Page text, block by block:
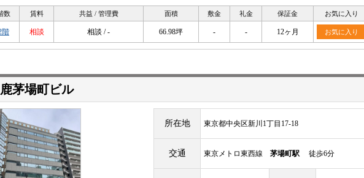
数 賃料 共益 / 管理費 面積 敷金 礼金 保証金 お気に入り
階 相談 相談 / - 66.98坪 - - 12ヶ月 お気に入り
茅場町ビル
所在地 東京都中央区新川1丁目17-18
交通 東京メトロ東西線 茅場町駅 徒歩6分